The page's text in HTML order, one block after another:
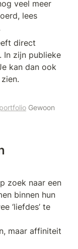
veel meer
lees
direct
In zijn publieke
kan dan ook
Gewoon
zoek naar een
binnen hun
‘liefdes’ te
maar affiniteit